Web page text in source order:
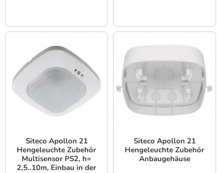
Siteco Apollon 21
Hengeleuchte Zubehör
Multisensor PS2, h=
2,5..10m, Einbau in der
Siteco Apollon 21
Hengeleuchte Zubehör
Anbaugehäuse